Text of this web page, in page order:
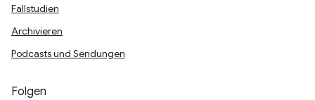
Fallstudien
Archivieren
Podcasts und Sendungen
Folgen